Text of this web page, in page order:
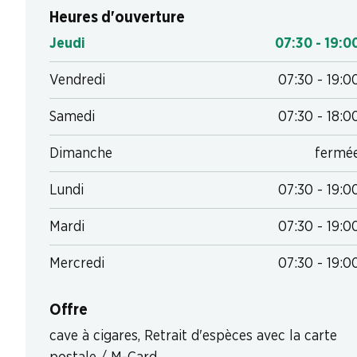
Heures d'ouverture
Jeudi 07:30 -
Vendredi 07:30 -
Samedi 07:30 -
Dimanche
Lundi 07:30 -
Mardi 07:30 -
Mercredi 07:30 -
Offre
cave à cigares, Retrait d'espèces avec la carte